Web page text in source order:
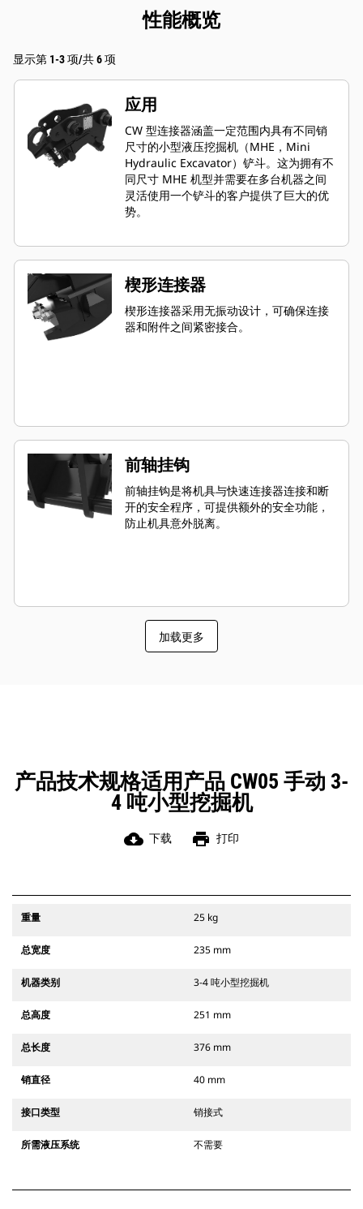
性能概览
显示第 1-3 项/共 6 项
应用
CW 型连接器涵盖一定范围内具有不同销
尺寸的小型液压挖掘机（MHE，Mini
Hydraulic Excavator）铲斗。这为拥有不
同尺寸 MHE 机型并需要在多台机器之间
灵活使用一个铲斗的客户提供了巨大的优
势。
楔形连接器
楔形连接器采用无振动设计，可确保连接
器和附件之间紧密接合。
前轴挂钩
前轴挂钩是将机具与快速连接器连接和断
开的安全程序，可提供额外的安全功能，
防止机具意外脱离。
加载更多
产品技术规格适用产品 CW05 手动 3-
4 吨小型挖掘机
cloud_download 下载 print 打印
重量 25 kg
总宽度 235 mm
机器类别 3-4 吨小型挖掘机
总高度 251 mm
总长度 376 mm
销直径 40 mm
接口类型 销接式
所需液压系统 不需要